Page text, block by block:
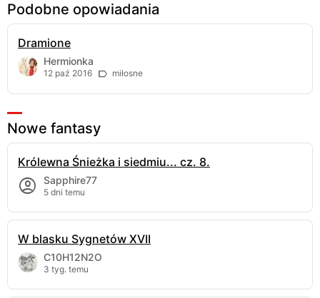
Podobne opowiadania
Dramione
Hermionka
12 paź 2016 miłosne
Nowe fantasy
Królewna Śnieżka i siedmiu... cz. 8.
Sapphire77
5 dni temu
W blasku Sygnetów XVII
C10H12N2O
3 tyg. temu